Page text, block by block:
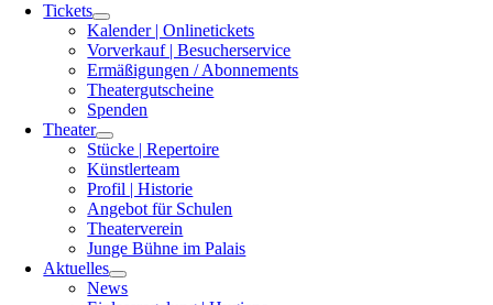
Tickets
Kalender | Onlinetickets
Vorverkauf | Besucherservice
Ermäßigungen / Abonnements
Theatergutscheine
Spenden
Theater
Stücke | Repertoire
Künstlerteam
Profil | Historie
Angebot für Schulen
Theaterverein
Junge Bühne im Palais
Aktuelles
News